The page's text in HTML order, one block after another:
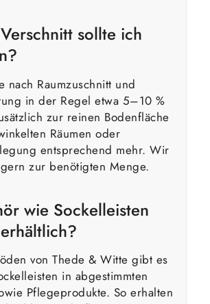
sollte ich
nach Raumzuschnitt und
in der Regel etwa 5–10 %
zur reinen Bodenfläche
Räumen oder
entsprechend mehr. Wir
zur benötigten Menge.
wie Sockelleisten
von Thede & Witte gibt es
in abgestimmten
Pflegeprodukte. So erhalten